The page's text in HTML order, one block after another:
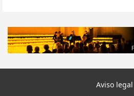
Aviso legal